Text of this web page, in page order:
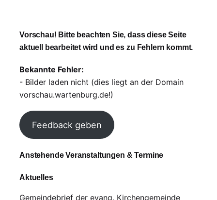
Vorschau! Bitte beachten Sie, dass diese Seite
aktuell bearbeitet wird und es zu Fehlern kommt.
Bekannte Fehler:
- Bilder laden nicht (dies liegt an der Domain
vorschau.wartenburg.de!)
Feedback geben
Anstehende Veranstaltungen & Termine
Aktuelles
Gemeindebrief der evang. Kirchengemeinde